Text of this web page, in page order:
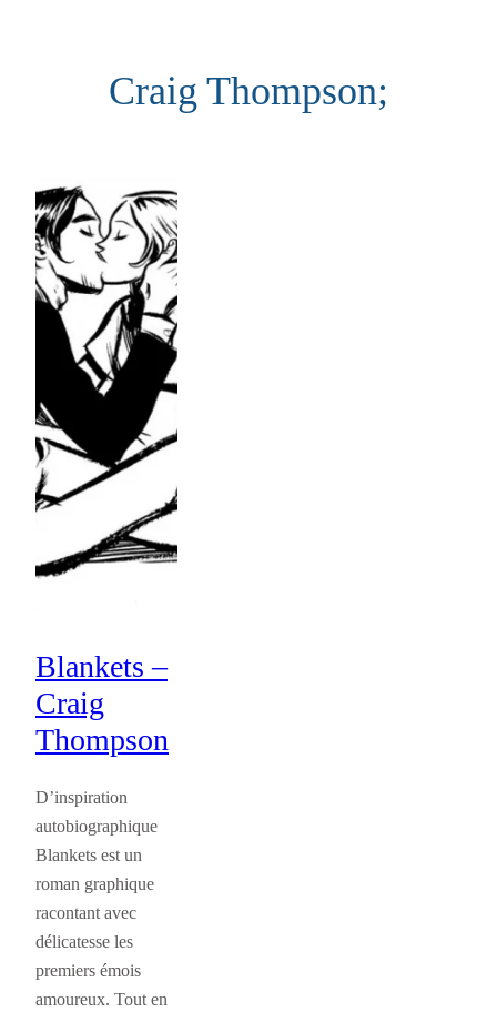
Craig Thompson;
Blankets –
Craig
Thompson
D’inspiration
autobiographique
Blankets est un
roman graphique
racontant avec
délicatesse les
premiers émois
amoureux. Tout en